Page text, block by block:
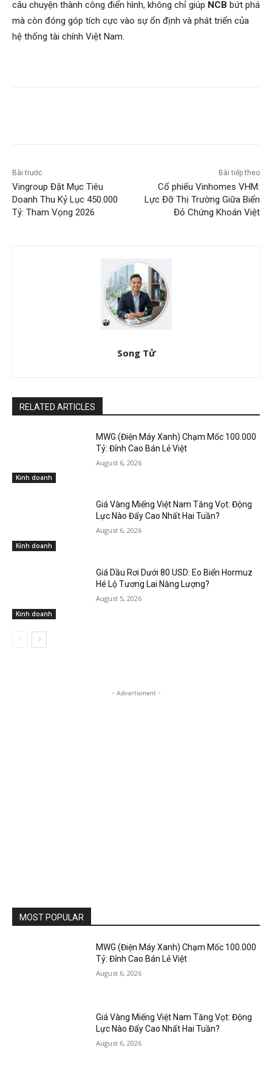
câu chuyện thành công điển hình, không chỉ giúp NCB bứt phá
mà còn đóng góp tích cực vào sự ổn định và phát triển của
hệ thống tài chính Việt Nam.
Bài trước
Vingroup Đặt Mục Tiêu
Doanh Thu Kỷ Lục 450.000
Tỷ: Tham Vọng 2026
Bài tiếp theo
Cổ phiếu Vinhomes VHM:
Lực Đỡ Thị Trường Giữa Biển
Đỏ Chứng Khoán Việt
Song Tử
RELATED ARTICLES
Kinh doanh
MWG (Điện Máy Xanh) Chạm Mốc 100.000
Tỷ: Đỉnh Cao Bán Lẻ Việt
August 6, 2026
Kinh doanh
Giá Vàng Miếng Việt Nam Tăng Vọt: Động
Lực Nào Đẩy Cao Nhất Hai Tuần?
August 6, 2026
Kinh doanh
Giá Dầu Rơi Dưới 80 USD: Eo Biển Hormuz
Hé Lộ Tương Lai Năng Lượng?
August 5, 2026
- Advertisment -
MOST POPULAR
MWG (Điện Máy Xanh) Chạm Mốc 100.000
Tỷ: Đỉnh Cao Bán Lẻ Việt
August 6, 2026
Giá Vàng Miếng Việt Nam Tăng Vọt: Động
Lực Nào Đẩy Cao Nhất Hai Tuần?
August 6, 2026